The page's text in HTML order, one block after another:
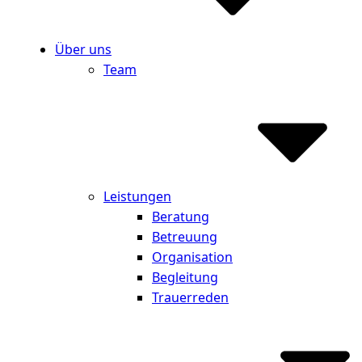
Über uns
Team
Leistungen
Beratung
Betreuung
Organisation
Begleitung
Trauerreden